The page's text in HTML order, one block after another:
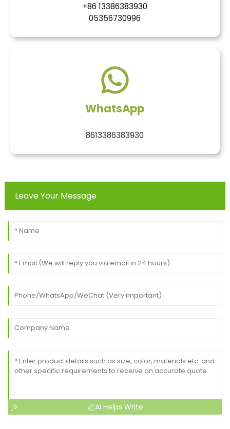
+86 13386383930
05356730996
WhatsApp
8613386383930
Leave Your Message
AI Helps Write